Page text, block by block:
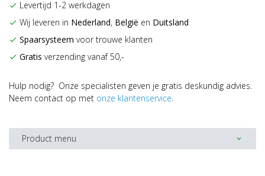
check Levertijd 1-2 werkdagen
check Wij leveren in Nederland, België en Duitsland
check Spaarsysteem voor trouwe klanten
check Gratis verzending vanaf 50,-
Hulp nodig? Onze specialisten geven je gratis deskundig advies.
Neem contact op met onze klantenservice.
Product menu expand_more